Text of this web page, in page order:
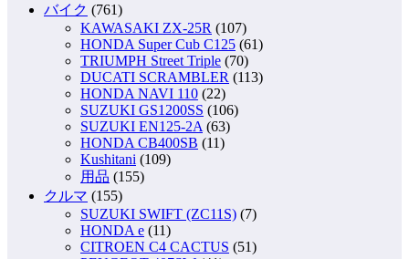
バイク (761)
KAWASAKI ZX-25R (107)
HONDA Super Cub C125 (61)
TRIUMPH Street Triple (70)
DUCATI SCRAMBLER (113)
HONDA NAVI 110 (22)
SUZUKI GS1200SS (106)
SUZUKI EN125-2A (63)
HONDA CB400SB (11)
Kushitani (109)
用品 (155)
クルマ (155)
SUZUKI SWIFT (ZC11S) (7)
HONDA e (11)
CITROEN C4 CACTUS (51)